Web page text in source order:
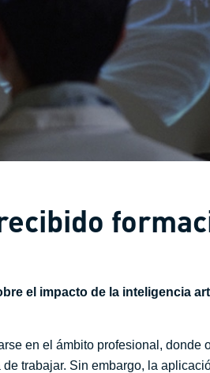
el impacto de la inteligencia
en el ámbito profesional, donde
trabajar. Sin embargo, la